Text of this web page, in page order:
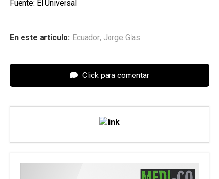
Fuente: El Universal
En este articulo: Ecuador, Jorge Glas
Click para comentar